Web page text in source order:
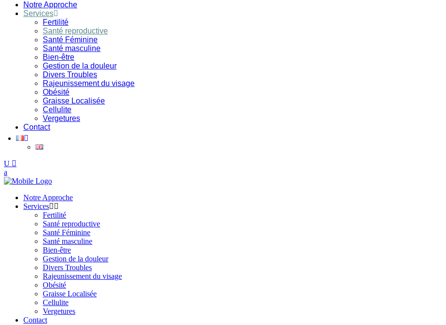
Notre Approche
Services
Fertilité
Santé reproductive
Santé Féminine
Santé masculine
Bien-être
Gestion de la douleur
Divers Troubles
Rajeunissement du visage
Obésité
Graisse Localisée
Cellulite
Vergetures
Contact
Notre Approche
Services
Fertilité
Santé reproductive
Santé Féminine
Santé masculine
Bien-être
Gestion de la douleur
Divers Troubles
Rajeunissement du visage
Obésité
Graisse Localisée
Cellulite
Vergetures
Contact